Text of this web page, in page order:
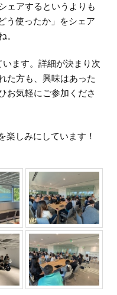
ェアするというよりも
う使ったか」をシェア
。
ます。詳細が決まり次
た方も、興味はあった
お気軽にご参加くださ
楽しみにしています！